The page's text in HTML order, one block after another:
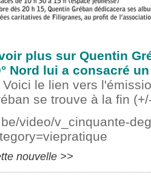
plus sur Quentin
Nord lui a consacré
Voici le lien vers
se trouve à la fin
video/v_cinquante-
nouvelle >>